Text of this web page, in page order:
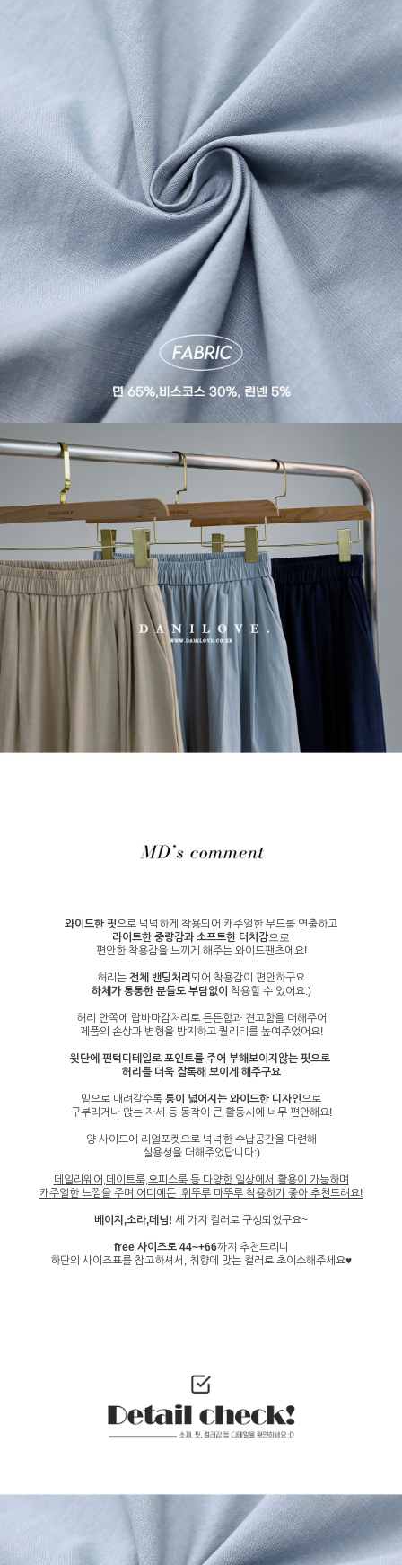
와이드한 핏으로 넉넉하게 착용되어 캐주얼한 무드를 연출하고
라이트한 중량감과 소프트한 터치감으로
편안한 착용감을 느끼게 해주는 와이드팬츠에요!
허리는 전체 밴딩처리 되어 착용감이 편안하구요
하체가 통통한 분들도 부담없이 착용할 수 있어요:)
허리 안쪽에 랍바마감처리로 튼튼함과 견고함을 더해주어
제품의 손상과 변형을 방지하고 퀄리티를 높여주었어요!
윗단에 핀턱디테일로 포인트를 주어 부해보이지않는 핏으로
허리를 더욱 잘록해 보이게 해주구요
밑으로 내려갈수록 통이 넓어지는 와이드한 디자인으로
구부리거나 앉는 자세 등 동작이 큰 활동시에 너무 편안해요!
양 사이드에 리얼포켓으로 넉넉한 수납공간을 마련해
실용성을 더해주었답니다:)
데일리웨어,데이트룩,오피스룩 등 다양한 일상에서 활용이 가능하며
캐주얼한 느낌을 주며 어디에든 휘뚜루 마뚜루 착용하기 좋아 추천드려요!
베이지,소라,데님! 세 가지 컬러로 구성되었구요~
free 사이즈로 44~+66까지 추천드리니
하단의 사이즈표를 참고하셔서, 취향에 맞는 컬러로 초이스해주세요♥